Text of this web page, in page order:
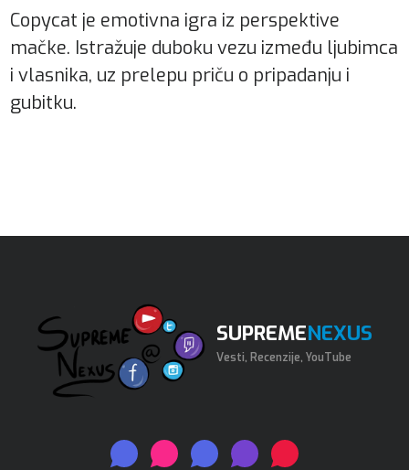
Copycat je emotivna igra iz perspektive
mačke. Istražuje duboku vezu između ljubimca
i vlasnika, uz prelepu priču o pripadanju i
gubitku.
SUPREMENEXUS
Vesti, Recenzije, YouTube